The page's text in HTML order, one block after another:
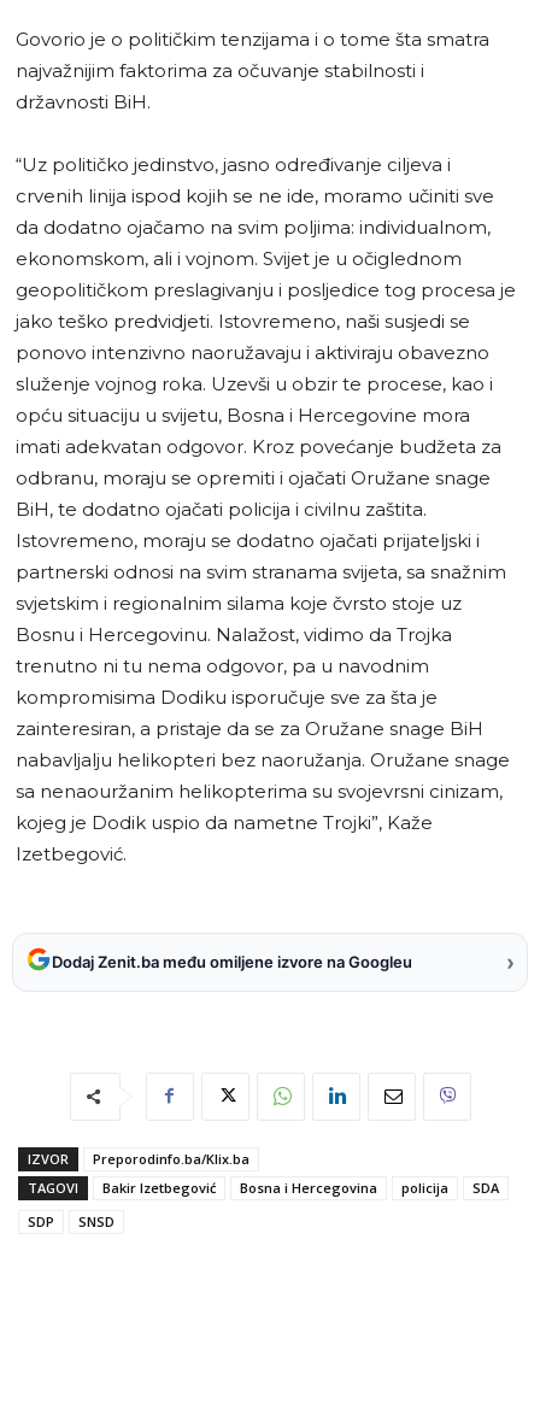
Govorio je o političkim tenzijama i o tome šta smatra
najvažnijim faktorima za očuvanje stabilnosti i
državnosti BiH.
“Uz političko jedinstvo, jasno određivanje ciljeva i
crvenih linija ispod kojih se ne ide, moramo učiniti sve
da dodatno ojačamo na svim poljima: individualnom,
ekonomskom, ali i vojnom. Svijet je u očiglednom
geopolitičkom preslagivanju i posljedice tog procesa je
jako teško predvidjeti. Istovremeno, naši susjedi se
ponovo intenzivno naoružavaju i aktiviraju obavezno
služenje vojnog roka. Uzevši u obzir te procese, kao i
opću situaciju u svijetu, Bosna i Hercegovine mora
imati adekvatan odgovor. Kroz povećanje budžeta za
odbranu, moraju se opremiti i ojačati Oružane snage
BiH, te dodatno ojačati policija i civilnu zaštita.
Istovremeno, moraju se dodatno ojačati prijateljski i
partnerski odnosi na svim stranama svijeta, sa snažnim
svjetskim i regionalnim silama koje čvrsto stoje uz
Bosnu i Hercegovinu. Nalažost, vidimo da Trojka
trenutno ni tu nema odgovor, pa u navodnim
kompromisima Dodiku isporučuje sve za šta je
zainteresiran, a pristaje da se za Oružane snage BiH
nabavljalju helikopteri bez naoružanja. Oružane snage
sa nenaouržanim helikopterima su svojevrsni cinizam,
kojeg je Dodik uspio da nametne Trojki”, Kaže
Izetbegović.
Dodaj Zenit.ba među omiljene izvore na Googleu ›
IZVOR
Preporodinfo.ba/Klix.ba
TAGOVI
Bakir Izetbegović Bosna i Hercegovina policija
SDA
SDP
SNSD